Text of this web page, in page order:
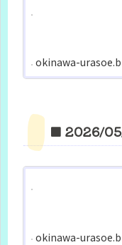
okinawa-
■ 2026/
okinawa-